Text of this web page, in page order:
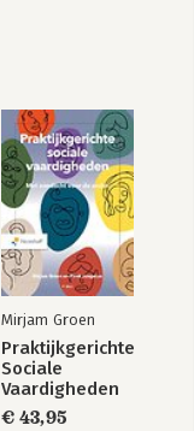
Mirjam Groen
Praktijkgerichte
Sociale
Vaardigheden
€ 43,95